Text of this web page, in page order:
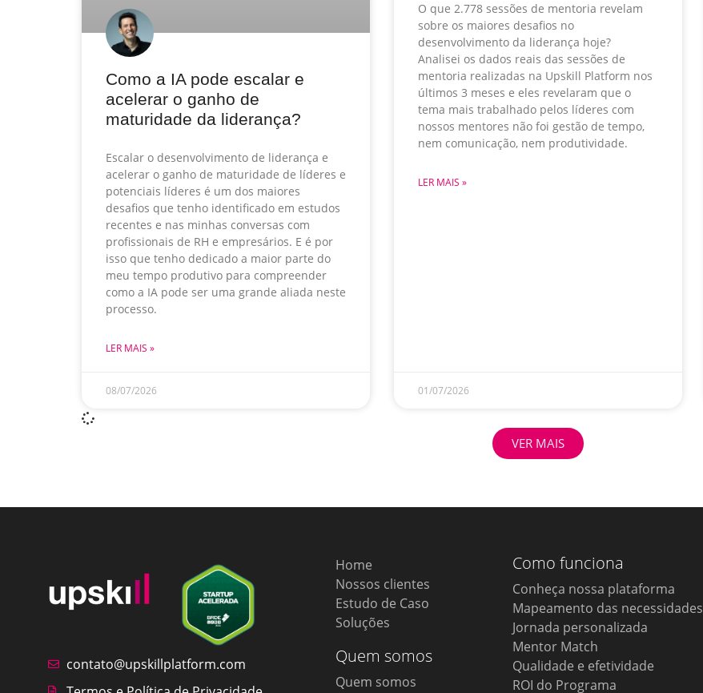
Como a IA pode escalar e
acelerar o ganho de
maturidade da liderança?
Escalar o desenvolvimento de liderança e
acelerar o ganho de maturidade de líderes e
potenciais líderes é um dos maiores
desafios que tenho identificado em estudos
recentes e nas minhas conversas com
profissionais de RH e empresários. E é por
isso que tenho dedicado a maior parte do
meu tempo produtivo para compreender
como a IA pode ser uma grande aliada neste
processo.
LER MAIS »
08/07/2026
O que 2.778 sessões de mentoria revelam
sobre os maiores desafios no
desenvolvimento da liderança hoje?
Analisei os dados reais das sessões de
mentoria realizadas na Upskill Platform nos
últimos 3 meses e eles revelaram que o
tema mais trabalhado pelos líderes com
nossos mentores não foi gestão de tempo,
nem comunicação, nem produtividade.
LER MAIS »
01/07/2026
VER MAIS
contato@upskillplatform.com
Home
Nossos clientes
Estudo de Caso
Soluções
Quem somos
Quem somos
Como funciona
Conheça nossa plataforma
Mapeamento das necessidades
Jornada personalizada
Mentor Match
Qualidade e efetividade
ROI do Programa